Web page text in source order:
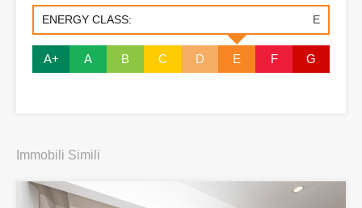
ENERGY CLASS: E
A+ A B C D E F G
Immobili Simili